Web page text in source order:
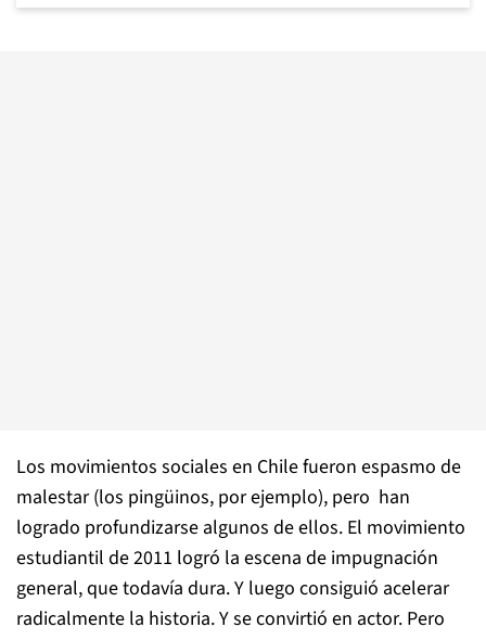
Los movimientos sociales en Chile fueron espasmo de
malestar (los pingüinos, por ejemplo), pero han
logrado profundizarse algunos de ellos. El movimiento
estudiantil de 2011 logró la escena de impugnación
general, que todavía dura. Y luego consiguió acelerar
radicalmente la historia. Y se convirtió en actor. Pero